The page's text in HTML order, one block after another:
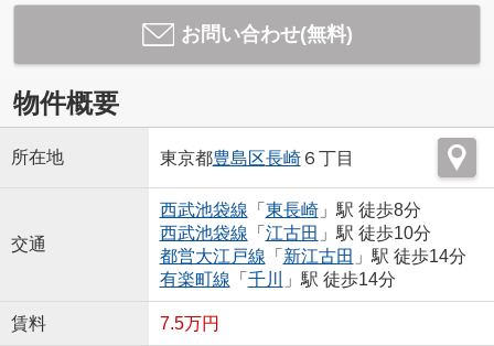
お問い合わせ(無料)
物件概要
所在地 東京都豊島区長崎６丁目
交通
西武池袋線 「 東長崎」駅 徒歩8分
西武池袋線 「 江古田 」駅 徒歩10分
都営大江戸線 「 新江古田 」駅 徒歩14分
有楽町線 「 千川 」駅 徒歩14分
賃料 7.5万円